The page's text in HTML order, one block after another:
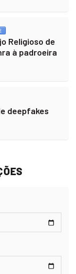
Religioso de
à padroeira
deepfakes